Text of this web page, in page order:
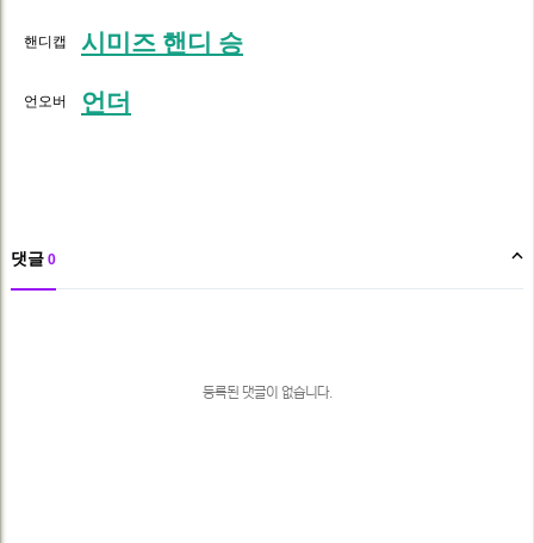
핸디캡 시미즈 핸디 승
언오버 언더
댓글 0
등록된 댓글이 없습니다.